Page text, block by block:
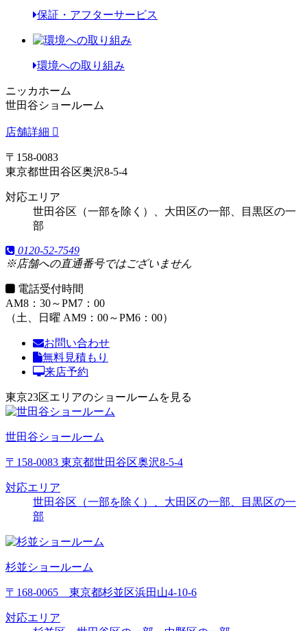
保証・アフターサービス
環境への取り組み
ニッカホーム
世田谷ショールーム
店舗詳細
〒158-0083
東京都世田谷区奥沢8-5-4
対応エリア
世田谷区（一部を除く）、大田区の一部、目黒区の一
部
0120-52-7549
※店舗への直通番号ではございません
電話受付時間
AM8：30～PM7：00
（土、日曜 AM9：00～PM6：00）
お問い合わせ
無料見積もり
来店予約
東京23区エリアのショールームを見る
世田谷ショールーム
〒158-0083 東京都世田谷区奥沢8-5-4
対応エリア
世田谷区（一部を除く）、大田区の一部、目黒区の一
部
杉並ショールーム
〒168-0065 東京都杉並区浜田山4-10-6
対応エリア